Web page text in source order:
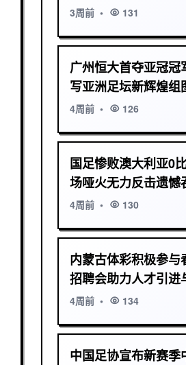
后赛关键胜
3周前 • 131
广州恒大首夺亚冠冠
写亚洲足坛新辉煌组
顾
4周前 • 126
国足惨败澳大利亚0
场哑火无力反击遗憾
败果
4周前 • 130
内蒙古体彩积极参与
招聘会助力人才引进
位对接推动行业发展
4周前 • 134
中国足协宣布新赛季